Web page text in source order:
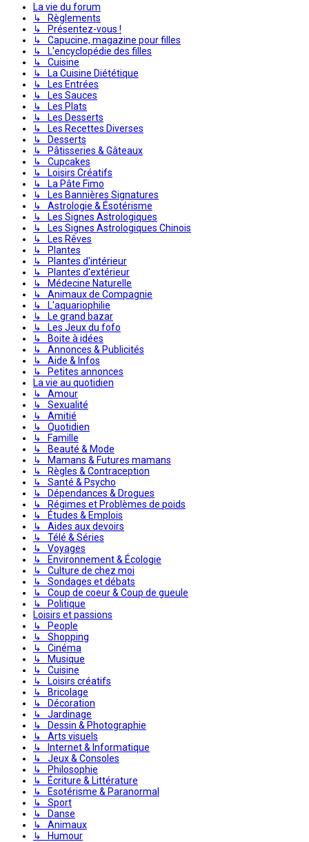
La vie du forum
↳ Règlements
↳ Présentez-vous !
↳ Capucine, magazine pour filles
↳ L'encyclopédie des filles
↳ Cuisine
↳ La Cuisine Diététique
↳ Les Entrées
↳ Les Sauces
↳ Les Plats
↳ Les Desserts
↳ Les Recettes Diverses
↳ Desserts
↳ Pâtisseries & Gâteaux
↳ Cupcakes
↳ Loisirs Créatifs
↳ La Pâte Fimo
↳ Les Bannières Signatures
↳ Astrologie & Ésotérisme
↳ Les Signes Astrologiques
↳ Les Signes Astrologiques Chinois
↳ Les Rêves
↳ Plantes
↳ Plantes d'intérieur
↳ Plantes d'extérieur
↳ Médecine Naturelle
↳ Animaux de Compagnie
↳ L'aquariophilie
↳ Le grand bazar
↳ Les Jeux du fofo
↳ Boite à idées
↳ Annonces & Publicités
↳ Aide & Infos
↳ Petites annonces
La vie au quotidien
↳ Amour
↳ Sexualité
↳ Amitié
↳ Quotidien
↳ Famille
↳ Beauté & Mode
↳ Mamans & Futures mamans
↳ Règles & Contraception
↳ Santé & Psycho
↳ Dépendances & Drogues
↳ Régimes et Problèmes de poids
↳ Études & Emplois
↳ Aides aux devoirs
↳ Télé & Séries
↳ Voyages
↳ Environnement & Écologie
↳ Culture de chez moi
↳ Sondages et débats
↳ Coup de coeur & Coup de gueule
↳ Politique
Loisirs et passions
↳ People
↳ Shopping
↳ Cinéma
↳ Musique
↳ Cuisine
↳ Loisirs créatifs
↳ Bricolage
↳ Décoration
↳ Jardinage
↳ Dessin & Photographie
↳ Arts visuels
↳ Internet & Informatique
↳ Jeux & Consoles
↳ Philosophie
↳ Écriture & Littérature
↳ Esotérisme & Paranormal
↳ Sport
↳ Danse
↳ Animaux
↳ Humour